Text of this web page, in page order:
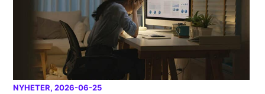
NYHETER, 2026-06-25